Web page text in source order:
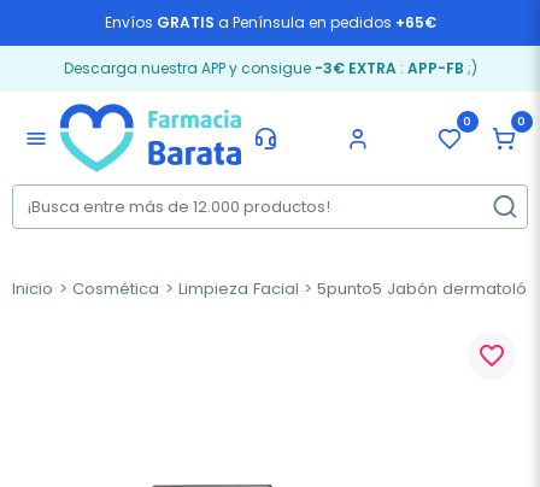
Envíos GRATIS a Península en pedidos +65€
Descarga nuestra APP y consigue -3€ EXTRA: APP-FB ;)
menu
0 0
Inicio Cosmética Limpieza Facial 5punto5 Jabón
favorite_border